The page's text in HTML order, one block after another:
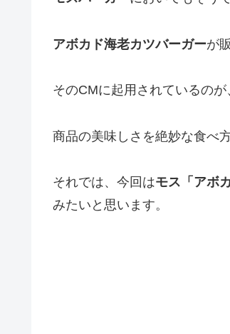
アボカド海老カツバーガーが
そのCMに起用されているのが
商品の美味しさを絶妙な食べ
それでは、今回はモス「アボ
みたいと思います。